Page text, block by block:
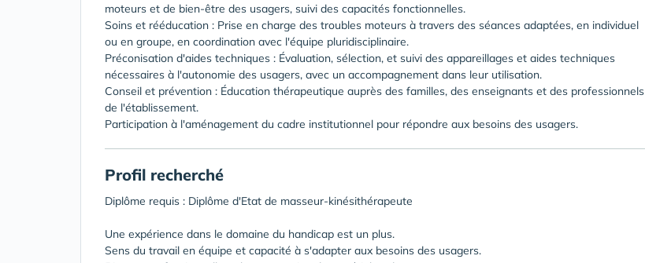
moteurs et de bien-être des usagers, suivi des capacités fonctionnelles.
Soins et rééducation : Prise en charge des troubles moteurs à travers des séances adaptées, en individuel
ou en groupe, en coordination avec l'équipe pluridisciplinaire.
Préconisation d'aides techniques : Évaluation, sélection, et suivi des appareillages et aides techniques
nécessaires à l'autonomie des usagers, avec un accompagnement dans leur utilisation.
Conseil et prévention : Éducation thérapeutique auprès des familles, des enseignants et des professionnels
de l'établissement.
Participation à l'aménagement du cadre institutionnel pour répondre aux besoins des usagers.
Profil recherché
Diplôme requis : Diplôme d'Etat de masseur-kinésithérapeute
Une expérience dans le domaine du handicap est un plus.
Sens du travail en équipe et capacité à s'adapter aux besoins des usagers.